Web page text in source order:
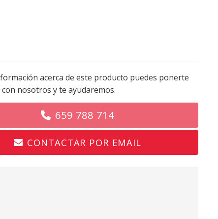
acerca de este producto puedes ponerte
nosotros y te ayudaremos.
659 788 714
CONTACTAR POR EMAIL